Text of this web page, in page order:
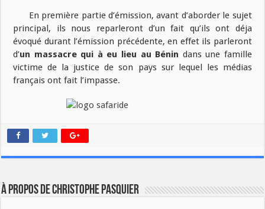
En première partie d’émission, avant d’aborder le sujet
principal, ils nous reparleront d’un fait qu’ils ont déja
évoqué durant l’émission précédente, en effet ils parleront
d’un massacre qui à eu lieu au Bénin dans une famille
victime de la justice de son pays sur lequel les médias
français ont fait l’impasse.
À propos de Christophe PASQUIER